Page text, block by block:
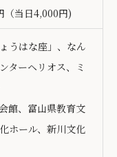
当日4,000円)
うはな座」、なん
ターヘリオス、ミ
館、富山県教育文
ホール、新川文化